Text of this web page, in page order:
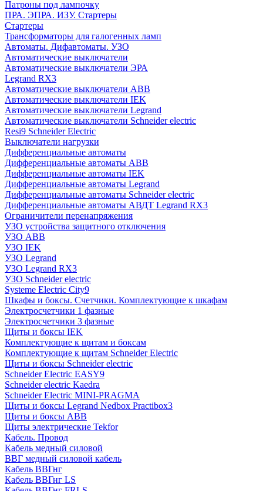
Патроны под лампочку
ПРА. ЭПРА. ИЗУ. Стартеры
Стартеры
Трансформаторы для галогенных ламп
Автоматы. Дифавтоматы. УЗО
Автоматические выключатели
Автоматические выключатели ЭРА
Legrand RX3
Автоматические выключатели ABB
Автоматические выключатели IEK
Автоматические выключатели Legrand
Автоматические выключатели Schneider electric
Resi9 Schneider Electric
Выключатели нагрузки
Дифференциальные автоматы
Дифференциальные автоматы ABB
Дифференциальные автоматы IEK
Дифференциальные автоматы Legrand
Дифференциальные автоматы Schneider electric
Дифференциальные автоматы АВДТ Legrand RX3
Ограничители перенапряжения
УЗО устройства защитного отключения
УЗО ABB
УЗО IEK
УЗО Legrand
УЗО Legrand RX3
УЗО Schneider electric
Systeme Electric City9
Шкафы и боксы. Счетчики. Комплектующие к шкафам
Электросчетчики 1 фазные
Электросчетчики 3 фазные
Щиты и боксы IEK
Комплектующие к щитам и боксам
Комплектующие к щитам Schneider Electric
Щиты и боксы Schneider electric
Schneider Electric EASY9
Schneider electric Kaedra
Schneider Electric MINI-PRAGMA
Щиты и боксы Legrand Nedbox Practibox3
Щиты и боксы ABB
Щиты электрические Tekfor
Кабель. Провод
Кабель медный силовой
ВВГ медный силовой кабель
Кабель ВВГнг
Кабель ВВГнг LS